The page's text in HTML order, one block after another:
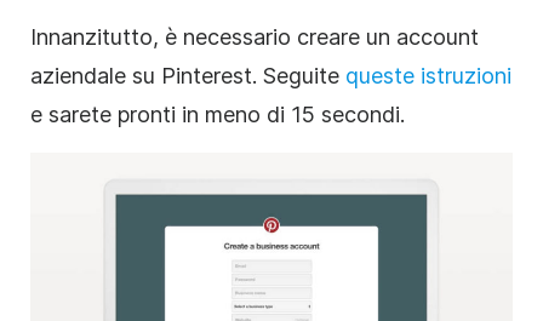
Innanzitutto, è necessario creare un account
aziendale su Pinterest. Seguite queste istruzioni
e sarete pronti in meno di 15 secondi.